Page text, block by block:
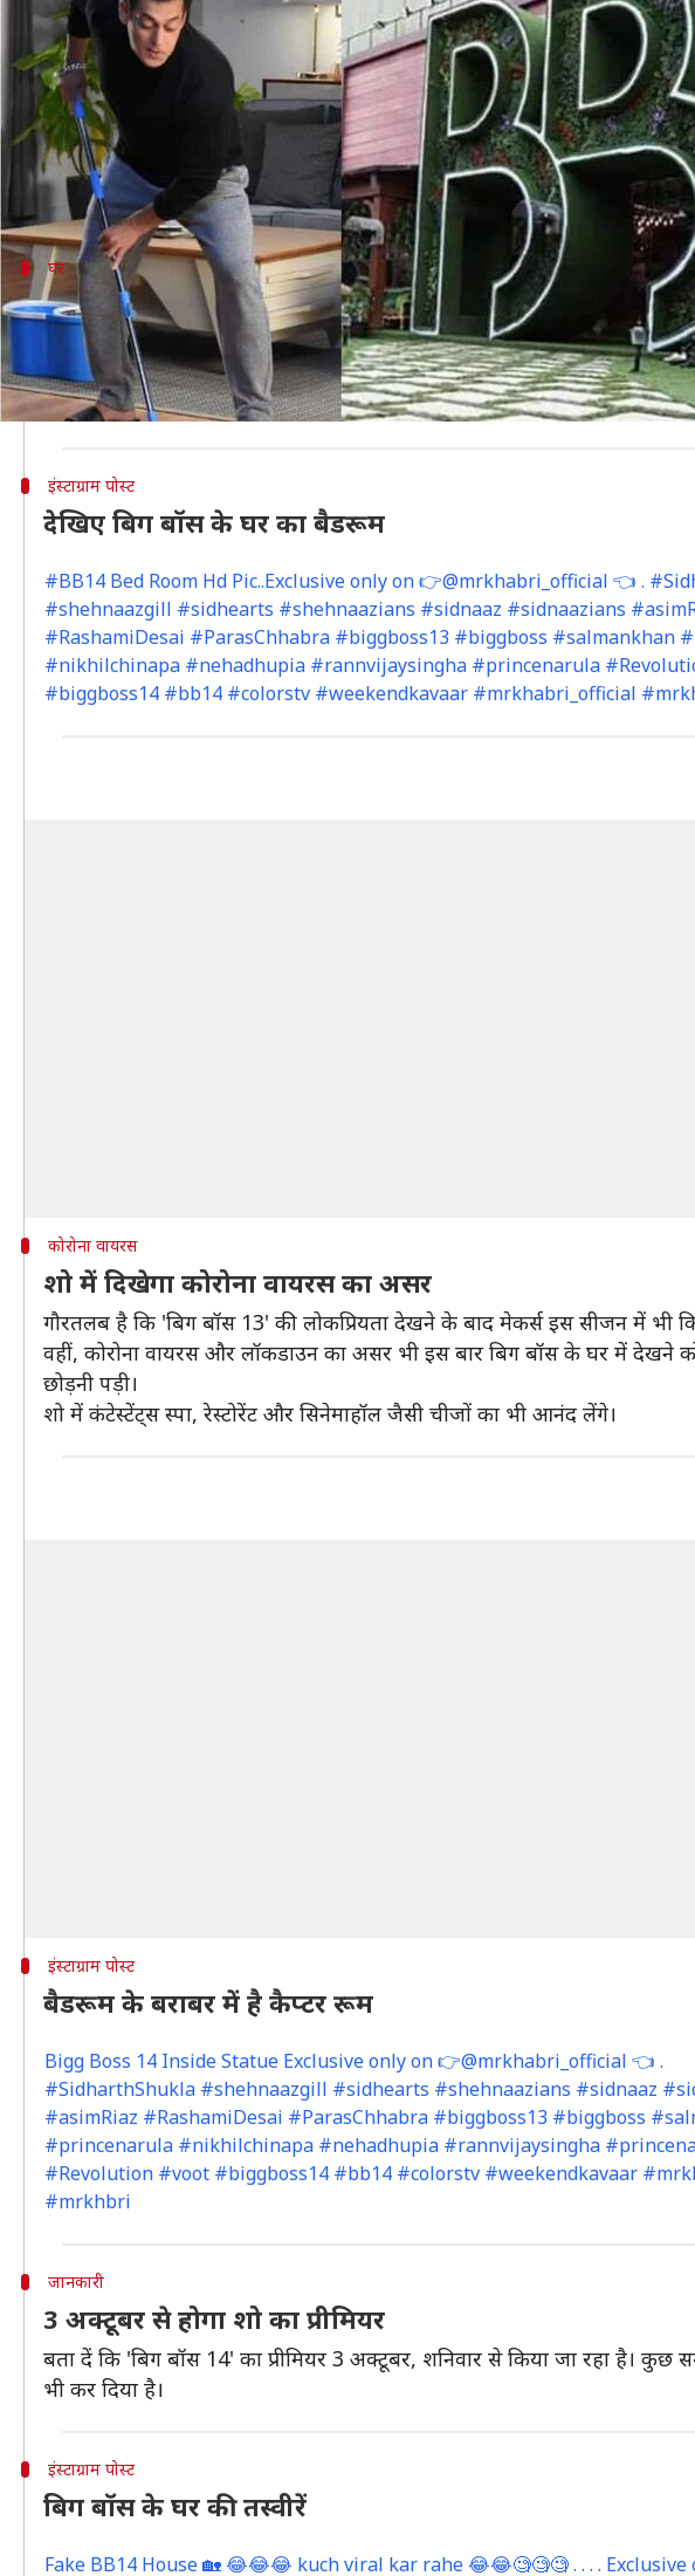
लेखन भावना साहनी Sep 19, 2020 02:59 pm
क्या है खबर?
कलर्स चैनल का फेमस रियलिटी शो जल्द ही दर्शकों के सामने हाजिर होने के
जहां एक ओर दर्शक यह जानने के लिए बेचैन हैं कि इस बार शो में क्या-क्या
घर
बिग बॉस के घर में दिखे कई रंग
दरअसल, mrkhabri officialनाम के एक इंस्टाग्राम पेज ने 'बिग बॉस 14' के घर
इन तस्वीरों में देखा जा सकता है कि बैडरूम में कई सिंगल बैड भी रखे हैं। इसके
तस्वीरों में इस बार बिग बॉस का घर कई रंगों से सजा दिख रहा है।
इंस्टाग्राम पोस्ट
देखिए बिग बॉस के घर का बैडरूम
#BB14 Bed Room Hd Pic..Exclusive only on 👉@mrkhabri_official 👈 .
#shehnaazgill #sidhearts #shehnaazians #sidnaaz #sidnaazians
#RashamiDesai #ParasChhabra #biggboss13 #biggboss #salmankhan
#nikhilchinapa #nehadhupia #rannvijaysingha #princenarula
#biggboss14 #bb14 #colorstv #weekendkavaar #mrkhabri_official
कोरोना वायरस
शो में दिखेगा कोरोना वायरस का असर
गौरतलब है कि 'बिग बॉस 13' की लोकप्रियता देखने के बाद मेकर्स इस सीजन में भी
वहीं, कोरोना वायरस और लॉकडाउन का असर भी इस बार बिग बॉस के घर में देखने
छोड़नी पड़ी।
शो में कंटेस्टेंट्स स्पा, रेस्टोरेंट और सिनेमाहॉल जैसी चीजों का भी आनंद लेंगे।
इंस्टाग्राम पोस्ट
बैडरूम के बराबर में है कैप्टर रूम
Bigg Boss 14 Inside Statue Exclusive only on 👉@mrkhabri_official 👈 .
#SidharthShukla #shehnaazgill #sidhearts #shehnaazians #sidnaaz
#asimRiaz #RashamiDesai #ParasChhabra #biggboss13 #biggboss
#princenarula #nikhilchinapa #nehadhupia #rannvijaysingha
#Revolution #voot #biggboss14 #bb14 #colorstv #weekendkavaar
#mrkhbri
जानकारी
3 अक्टूबर से होगा शो का प्रीमियर
बता दें कि 'बिग बॉस 14' का प्रीमियर 3 अक्टूबर, शनिवार से किया जा रहा है।
भी कर दिया है।
इंस्टाग्राम पोस्ट
बिग बॉस के घर की तस्वीरें
Fake BB14 House 🏡 😂😂😂 kuch viral kar rahe 😂😂🧐🧐🧐 . . . .